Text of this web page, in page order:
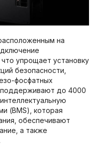
на
упрощает установку
безопасности,
фосфатных
поддерживают до 4000
(BMS), которая
обеспечивают
а также